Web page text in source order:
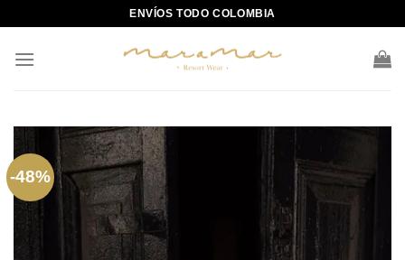
content
ENVÍOS TODO COLOMBIA
-48%